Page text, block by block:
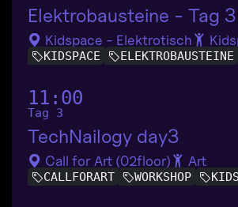
Elektrobausteine - Tag 3
Kidspace - Elektrotisch
KIDSPACE ELEKTROBAUSTEINE
11:00
Tag 3
TechNailogy day3
Call for Art (02floor) Art
CALLFORART WORKSHOP KIDS